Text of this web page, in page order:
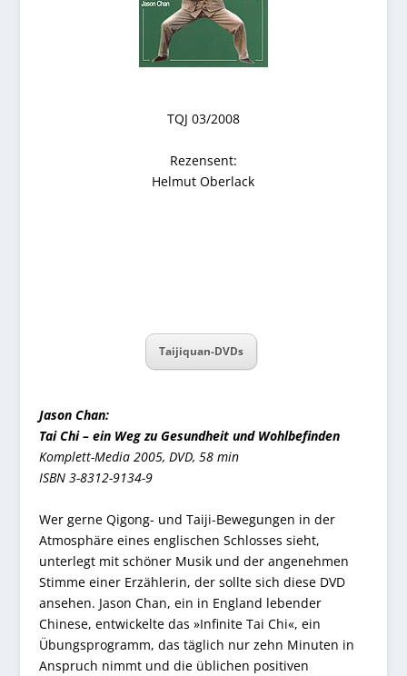
TQJ 03/2008
Rezensent:
Helmut Oberlack
Taijiquan-DVDs
Jason Chan:
Tai Chi – ein Weg zu Gesundheit und Wohlbefinden
Komplett-Media 2005, DVD, 58 min
ISBN 3-8312-9134-9
Wer gerne Qigong- und Taiji-Bewegungen in der
Atmosphäre eines englischen Schlosses sieht,
unterlegt mit schöner Musik und der angenehmen
Stimme einer Erzählerin, der sollte sich diese DVD
ansehen. Jason Chan, ein in England lebender
Chinese, entwickelte das »Infinite Tai Chi«, ein
Übungsprogramm, das täglich nur zehn Minuten in
Anspruch nimmt und die üblichen positiven